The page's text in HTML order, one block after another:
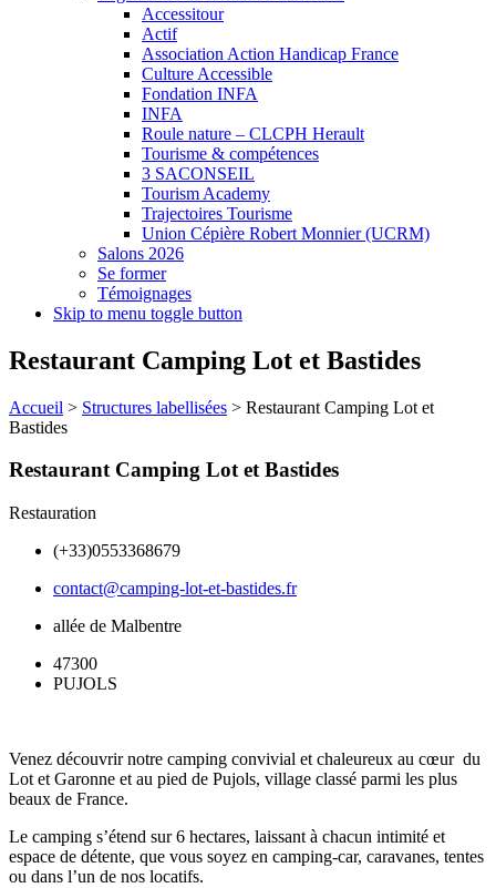
Accessitour
Actif
Association Action Handicap France
Culture Accessible
Fondation INFA
INFA
Roule nature – CLCPH Herault
Tourisme & compétences
3 SACONSEIL
Tourism Academy
Trajectoires Tourisme
Union Cépière Robert Monnier (UCRM)
Salons 2026
Se former
Témoignages
Skip to menu toggle button
Restaurant Camping Lot et Bastides
Accueil > Structures labellisées > Restaurant Camping Lot et
Bastides
Restaurant Camping Lot et Bastides
Restauration
(+33)0553368679
contact@camping-lot-et-bastides.fr
allée de Malbentre
47300
PUJOLS
Venez découvrir notre camping convivial et chaleureux au cœur du
Lot et Garonne et au pied de Pujols, village classé parmi les plus
beaux de France.
Le camping s’étend sur 6 hectares, laissant à chacun intimité et
espace de détente, que vous soyez en camping-car, caravanes, tentes
ou dans l’un de nos locatifs.